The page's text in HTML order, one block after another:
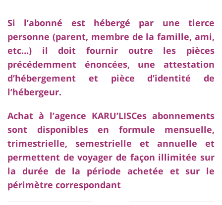
Si l’abonné est hébergé par une tierce
personne (parent, membre de la famille, ami,
etc…) il doit fournir outre les pièces
précédemment énoncées, une attestation
d’hébergement et pièce d’identité de
l’hébergeur.
Achat à l’agence KARU’LISCes abonnements
sont disponibles en formule mensuelle,
trimestrielle, semestrielle et annuelle et
permettent de voyager de façon illimitée sur
la durée de la période achetée et sur le
périmètre correspondant